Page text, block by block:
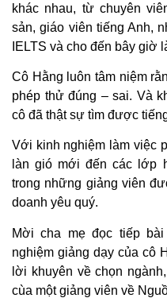
khác nhau, từ chuyên
sản, giáo viên tiếng Anh,
IELTS và cho đến bây giờ
Cô Hằng luôn tâm niệm
phép thử đúng – sai. Và
cô đã thật sự tìm được
Với kinh nghiệm làm việc
làn gió mới đến các lớp
trong những giảng viên
doanh yêu quý.
Mời cha mẹ đọc tiếp
nghiệm giảng dạy của cô
lời khuyên về chọn
cùa một giảng viên về